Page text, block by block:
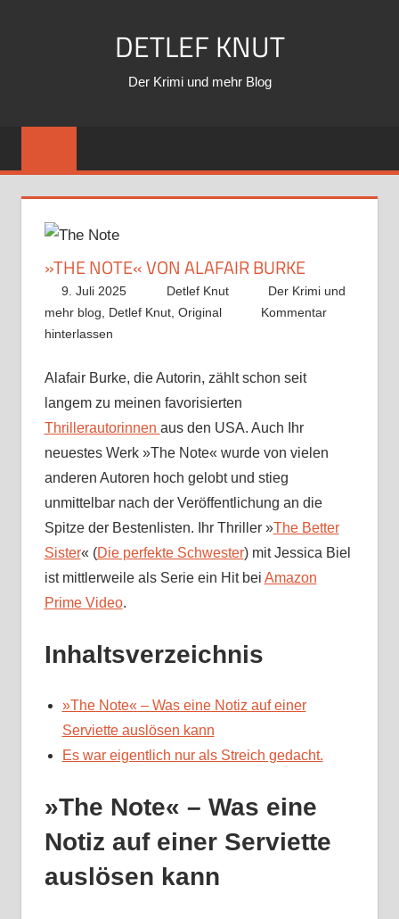
DETLEF KNUT
Der Krimi und mehr Blog
»THE NOTE« VON ALAFAIR BURKE
9. Juli 2025 Detlef Knut
Der Krimi und
mehr blog, Detlef Knut, Original
Kommentar
hinterlassen
Alafair Burke, die Autorin, zählt schon seit
langem zu meinen favorisierten
Thrillerautorinnen aus den USA. Auch Ihr
neuestes Werk »The Note« wurde von vielen
anderen Autoren hoch gelobt und stieg
unmittelbar nach der Veröffentlichung an die
Spitze der Bestenlisten. Ihr Thriller »The Better
Sister« (Die perfekte Schwester) mit Jessica Biel
ist mittlerweile als Serie ein Hit bei Amazon
Prime Video.
Inhaltsverzeichnis
»The Note« – Was eine Notiz auf einer
Serviette auslösen kann
Es war eigentlich nur als Streich gedacht.
»The Note« – Was eine
Notiz auf einer Serviette
auslösen kann